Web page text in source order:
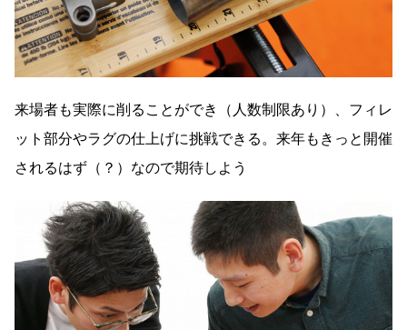
来場者も実際に削ることができ（人数制限あり）、フィレ
ット部分やラグの仕上げに挑戦できる。来年もきっと開催
されるはず（？）なので期待しよう